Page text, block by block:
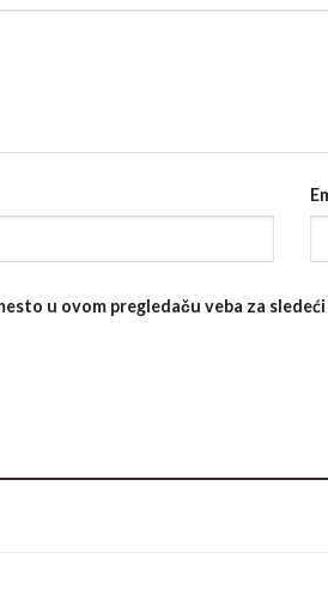
u ovom pregledaču veba za